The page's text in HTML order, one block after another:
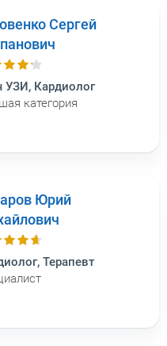
Сергей
УЗИ, Кардиолог
категория
Юрий
Терапевт